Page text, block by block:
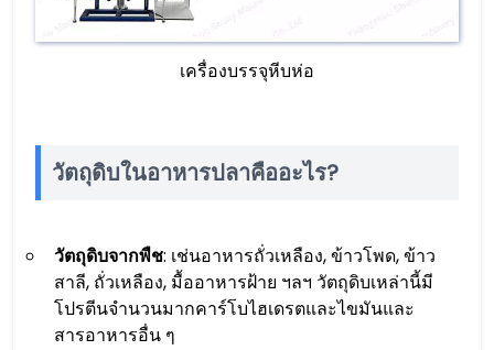
เครื่องบรรจุหีบห่อ
วัตถุดิบในอาหารปลาคืออะไร?
วัตถุดิบจากพืช: เช่นอาหารถั่วเหลือง, ข้าวโพด, ข้าว
สาลี, ถั่วเหลือง, มื้ออาหารฝ้าย ฯลฯ วัตถุดิบเหล่านี้มี
โปรตีนจำนวนมากคาร์โบไฮเดรตและไขมันและ
สารอาหารอื่น ๆ